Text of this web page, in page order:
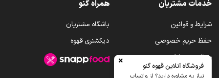
خدمات مشتریان
شرایط و قوانین
حفظ حریم خصوصی
سوالات متداول
رویه ارسال کالا
همراه گنو
باشگاه مشتریان
دیکشنری قهوه
× فروشگاه آنلاین قهوه گنو
نیاز به مشاوره دارید؟ از واتساپ